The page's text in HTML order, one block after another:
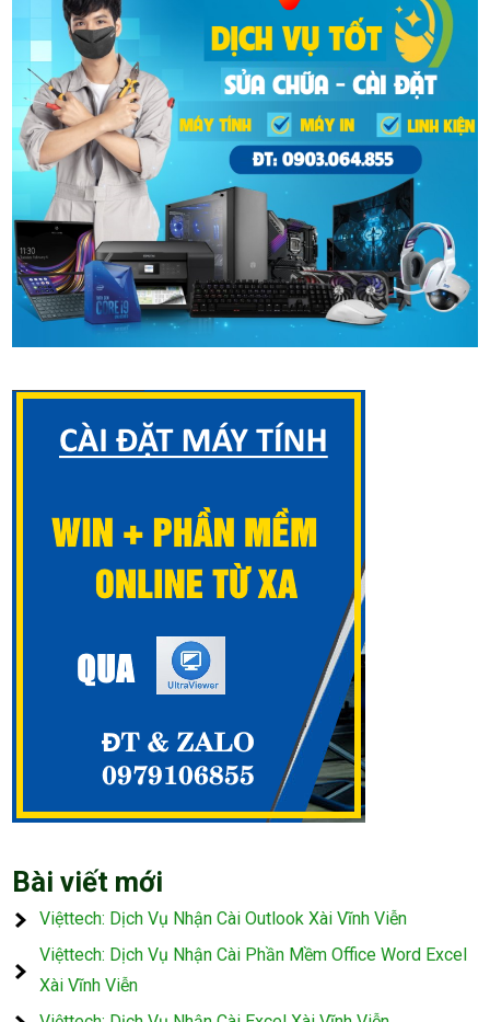
Bài viết mới
Việttech: Dịch Vụ Nhận Cài Outlook Xài Vĩnh Viễn
Việttech: Dịch Vụ Nhận Cài Phần Mềm Office Word Excel
Xài Vĩnh Viễn